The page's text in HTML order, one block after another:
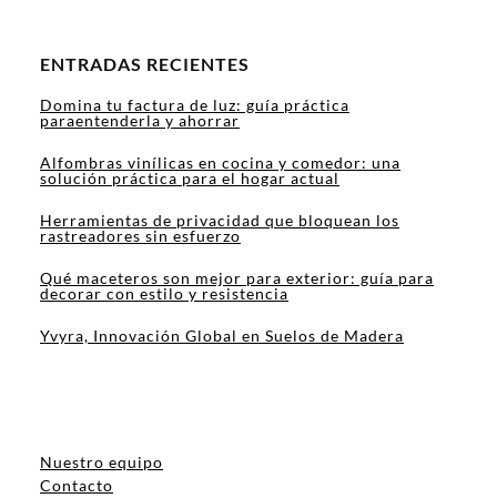
ENTRADAS RECIENTES
Domina tu factura de luz: guía práctica
paraentenderla y ahorrar
Alfombras vinílicas en cocina y comedor: una
solución práctica para el hogar actual
Herramientas de privacidad que bloquean los
rastreadores sin esfuerzo
Qué maceteros son mejor para exterior: guía para
decorar con estilo y resistencia
Yvyra, Innovación Global en Suelos de Madera
Nuestro equipo
Contacto